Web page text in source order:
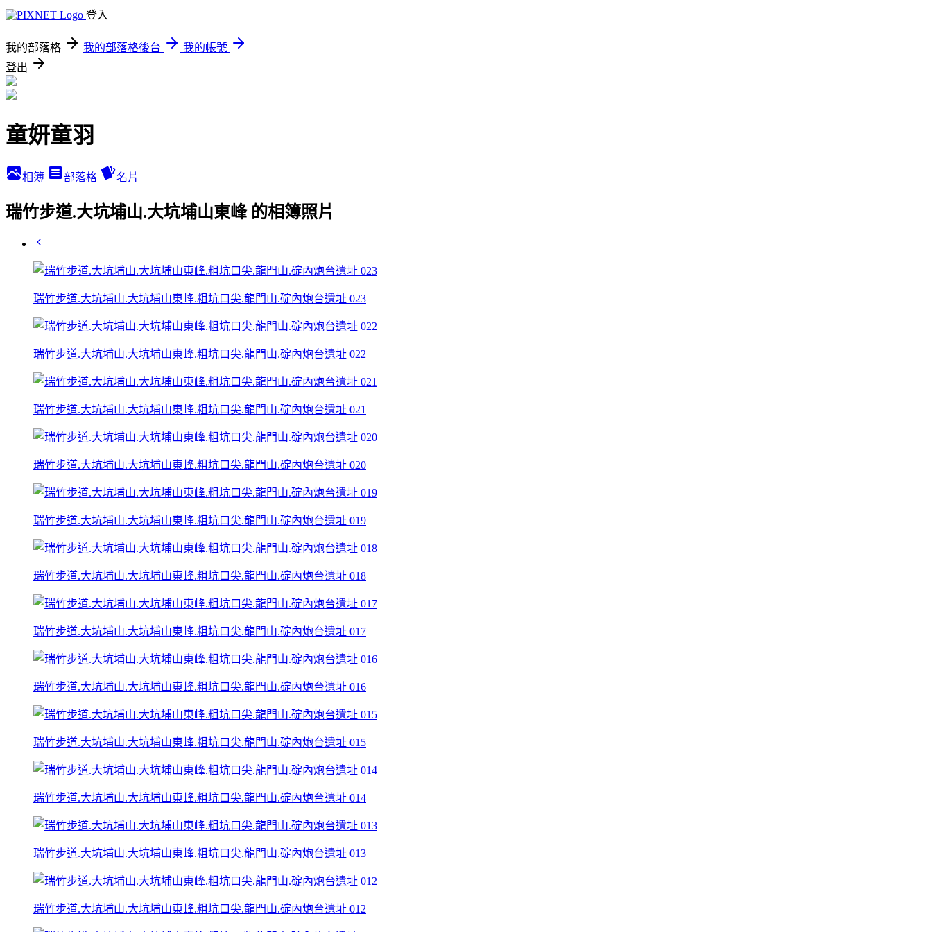
登入
我的部落格 我的部落格後台
我的帳號
登出
童妍童羽
相簿 部落格 名片
瑞竹步道.大坑埔山.大坑埔山東峰 的相簿照片
瑞竹步道.大坑埔山.大坑埔山東峰.粗坑口尖.龍門山.碇內炮台遺址 023
瑞竹步道.大坑埔山.大坑埔山東峰.粗坑口尖.龍門山.碇內炮台遺址 022
瑞竹步道.大坑埔山.大坑埔山東峰.粗坑口尖.龍門山.碇內炮台遺址 021
瑞竹步道.大坑埔山.大坑埔山東峰.粗坑口尖.龍門山.碇內炮台遺址 020
瑞竹步道.大坑埔山.大坑埔山東峰.粗坑口尖.龍門山.碇內炮台遺址 019
瑞竹步道.大坑埔山.大坑埔山東峰.粗坑口尖.龍門山.碇內炮台遺址 018
瑞竹步道.大坑埔山.大坑埔山東峰.粗坑口尖.龍門山.碇內炮台遺址 017
瑞竹步道.大坑埔山.大坑埔山東峰.粗坑口尖.龍門山.碇內炮台遺址 016
瑞竹步道.大坑埔山.大坑埔山東峰.粗坑口尖.龍門山.碇內炮台遺址 015
瑞竹步道.大坑埔山.大坑埔山東峰.粗坑口尖.龍門山.碇內炮台遺址 014
瑞竹步道.大坑埔山.大坑埔山東峰.粗坑口尖.龍門山.碇內炮台遺址 013
瑞竹步道.大坑埔山.大坑埔山東峰.粗坑口尖.龍門山.碇內炮台遺址 012